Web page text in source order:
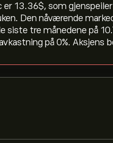
er 13.36‎$‎, som
Den nåværende
tre månedene på
på 0%. Aksjens